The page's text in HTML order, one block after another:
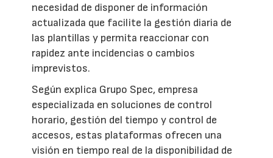
necesidad de disponer de información
actualizada que facilite la gestión diaria de
las plantillas y permita reaccionar con
rapidez ante incidencias o cambios
imprevistos.
Según explica Grupo Spec, empresa
especializada en soluciones de control
horario, gestión del tiempo y control de
accesos, estas plataformas ofrecen una
visión en tiempo real de la disponibilidad de